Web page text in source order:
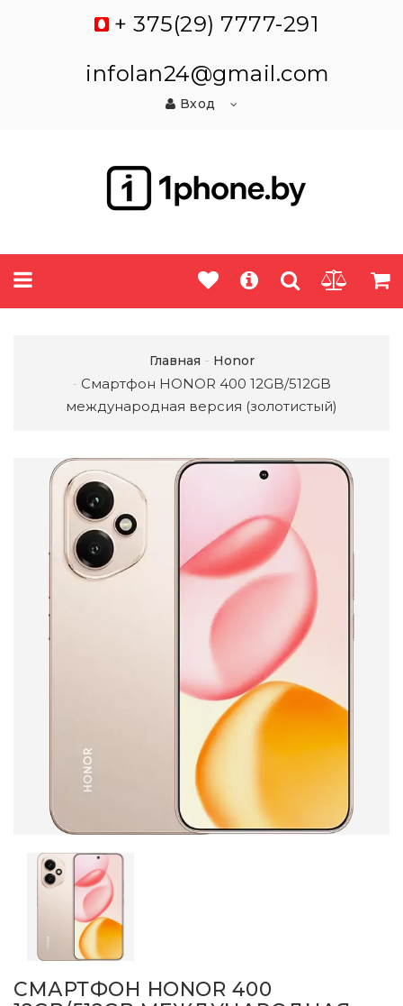
+ 375(29) 7777-291
infolan24@gmail.com
Вход
Главная Honor
Смартфон HONOR 400 12GB/512GB
международная версия (золотистый)
СМАРТФОН HONOR 400